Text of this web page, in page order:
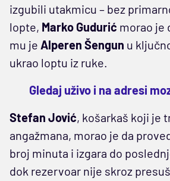
izgubili utakmicu – bez
lopte, Marko Gudurić morao je
mu je Alperen Šengun u
ukrao loptu iz ruke.
Gledaj uživo i na adresi
Stefan Jović, košarkaš koji je
angažmana, morao je da
broj minuta i izgara do
dok rezervoar nije skroz